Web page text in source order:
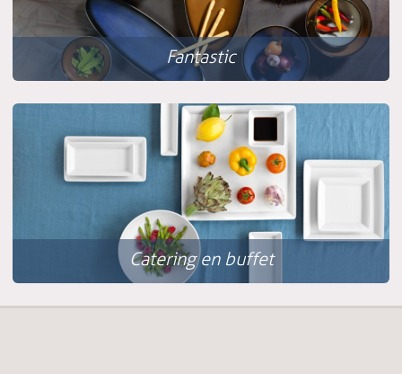
Fantastic
Catering en buffet